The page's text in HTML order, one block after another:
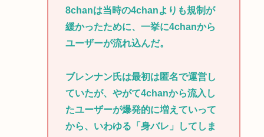
8chanは当時の4chanよりも規制が
緩かったために、一挙に4chanから
ユーザーが流れ込んだ。
ブレンナン氏は最初は匿名で運営し
ていたが、やがて4chanから流入し
たユーザーが爆発的に増えていって
から、いわゆる「身バレ」してしま